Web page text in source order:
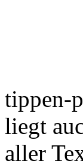
tippen-
liegt
aller